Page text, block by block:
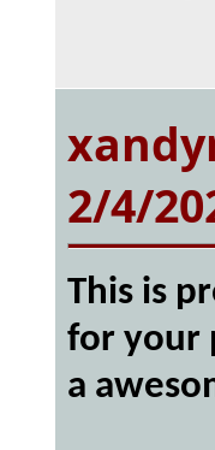
2/4/
This is
for your
a